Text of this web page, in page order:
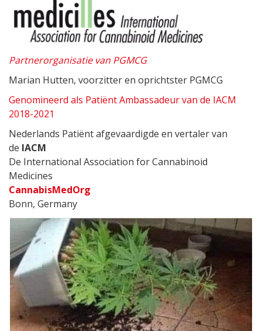
Partnerorganisatie van PGMCG
Marian Hutten, voorzitter en oprichtster PGMCG
Genomineerd als Patiënt Ambassadeur van de IACM
2018-2021
Nederlands Patiënt afgevaardigde en vertaler van
de IACM
De International Association for Cannabinoid
Medicines
CannabisMedOrg
Bonn, Germany